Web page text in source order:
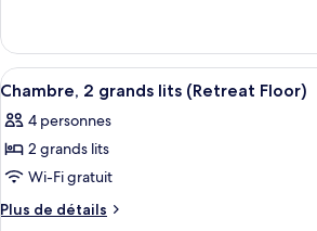
Chambre,
très
grand
lit,
patio
(Preferred)
Chambre,
très
lit,
patio
Afficher
toutes
les
photos
pour
ce
Une
4
Chambre, 2 grands lits (Retreat Floor)
4 personnes
2 grands lits
Wi-Fi gratuit
Plus de détails
Plus